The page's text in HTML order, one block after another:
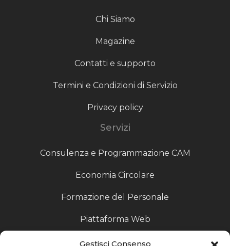
Gestisci Consenso
Chi Siamo
Magazine
Contatti e supporto
Termini e Condizioni di Servizio
Privacy policy
Servizi
Consulenza e Programmazione CAM
Economia Circolare
Formazione del Personale
Piattaforma Web
Scouting fornitori